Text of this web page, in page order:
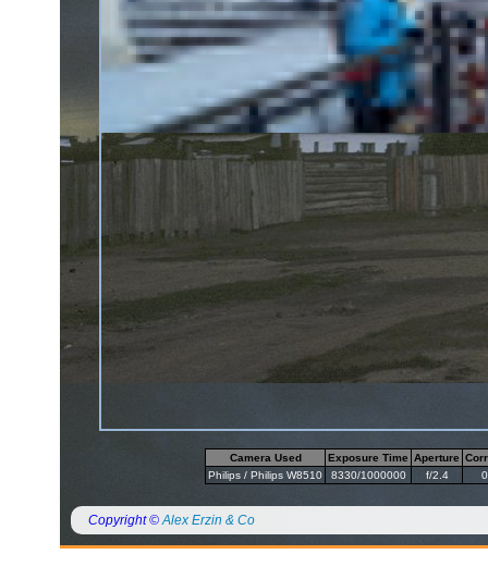
Camera Used Exposure Time Aperture
Philips / Philips W8510
8330/1000000 f/2.4
Copyright ©Alex Erzin & Co